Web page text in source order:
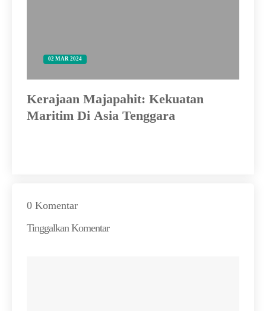
02 MAR 2024
Kerajaan Majapahit: Kekuatan
Maritim Di Asia Tenggara
0 Komentar
Tinggalkan Komentar